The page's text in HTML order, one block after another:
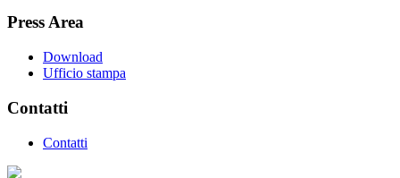
Press Area
Download
Ufficio stampa
Contatti
Contatti